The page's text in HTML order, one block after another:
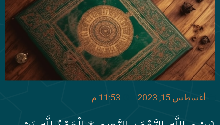
أغسطس 15, 2023 11:53 م